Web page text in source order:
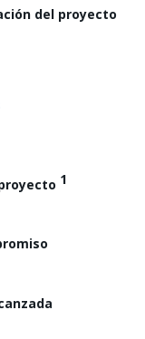
del proyecto
1